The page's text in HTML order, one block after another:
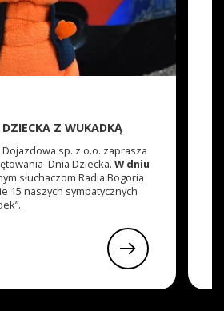
Z WUKADKĄ
sp. z o.o. zaprasza
Dnia Dziecka. W dniu
słuchaczom Radia Bogoria
15 naszych sympatycznych